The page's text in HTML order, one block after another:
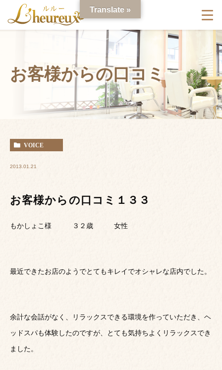
お客様からの口コミ
VOICE
2013.01.21
お客様からの口コミ１３３
もかしょこ様 ３２歳 女性
最近できたお店のようでとてもキレイでオシャレな店内でした。
余計な会話がなく、リラックスできる環境を作っていただき、ヘ
ッドスパも体験したのですが、とても気持ちよくリラックスでき
ました。
Translate »